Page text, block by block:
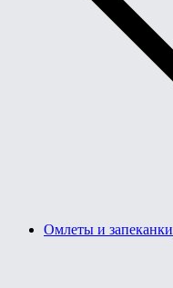
Омлеты и запеканки